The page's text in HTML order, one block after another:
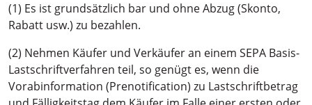
(1) Es ist grundsätzlich bar und ohne Abzug (Skonto,
Rabatt usw.) zu bezahlen.
(2) Nehmen Käufer und Verkäufer an einem SEPA Basis-
Lastschriftverfahren teil, so genügt es, wenn die
Vorabinformation (Prenotification) zu Lastschriftbetrag